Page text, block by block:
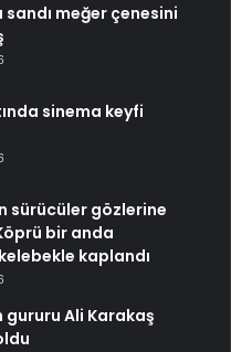
sandı meğer çenesini
sinema keyfi
sürücüler gözlerine
bir anda
kaplandı
gururu Ali Karakaş